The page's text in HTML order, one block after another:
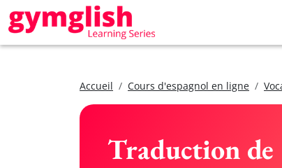
Accueil Cours d'espagnol en ligne
Traduction de